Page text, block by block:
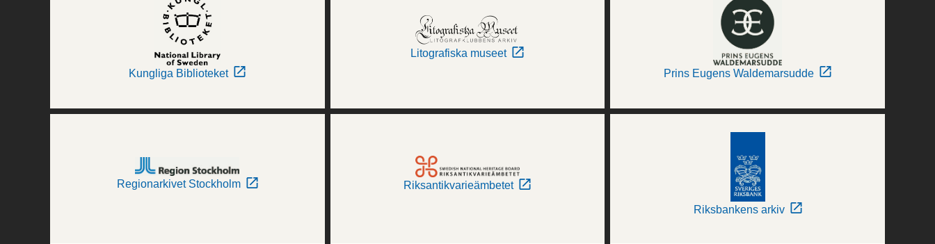
Kungliga Biblioteket
Litografiska museet
Prins Eugens Waldemarsudde
Regionarkivet Stockholm Riksantikvarieämbetet
Riksbankens arkiv